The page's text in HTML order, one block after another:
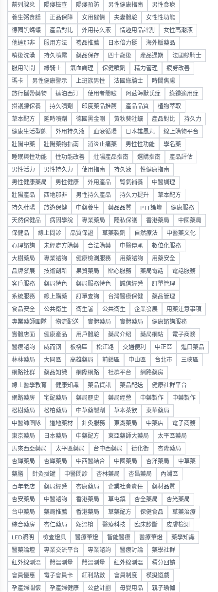
前列腺炎 陽痿檢查 陽痿預防 男性健康指南 男性食療
養生粥食譜 正品保障 女用催情 夫妻體驗 女性性功能
德國黑螞蟻 產品對比 外用持久液 情趣用品評測 女性高潮液
他達那非 服用方法 禮品推薦 日本倍力挺 海外版藥品
噴後洗澡 持久噴霧 藥品保存 四十歲後 產品過期 法國綠騎士
服用時間 綠騎士 氣血調理 保健噴劑 精力管理 疲勞改善
瑪卡 男性健康警示 上班族男性 法國綠騎士 時間焦慮
旅行攜帶藥物 達泊西汀 使用者體驗 阿茲海默氏症 綠鑽適用症
攝護腺保養 持久噴劑 印度藥品推薦 產品品質 植物萃取
草本配方 延時噴劑 德國黑金剛 黃秋葵牡蠣 產品對比 持久力
健康生活型態 外用持久液 血液循環 日本雄風丸 線上購物平台
壯陽中藥 壯陽藥物指南 消炎止痛藥 男性性功能 學名藥
睡眠與性功能 性功能改善 壯陽產品指南 選購指南 產品評估
男性活力 男性持久力 使用指南 持久液 性健康指南
男性健康藥局 男性健康 外用產品 腎氣補養 中醫調理
壯陽產品 西地那非 男性持久產品 持久力提升 草本配方
持久壯陽 旅遊保健 中藥養生 藥品品質 PTT論壇 健康服務
天然保健品 病因學說 專業藥局 隱私保護 香港藥局 中國藥局
保健品 線上問診 品質保證 草藥製劑 自然療法 中醫藥文化
心理諮詢 未經處方購藥 合法購藥 中醫傳承 數位化服務
大樹藥局 專業諮詢 健康檢測服務 用藥諮詢 用藥安全
品牌發展 技術創新 果貿藥局 貼心服務 藥局電話 電話服務
客戶服務 藥局特色 藥局服務特色 誠信經營 訂單管理
系統服務 線上購藥 訂單查詢 台灣醫療保健 藥品管理
食品安全 公共衛生 衛生署 公共衛生 企業發展 用藥注意事項
專業藥師團隊 物流配送 實體藥局 實體藥局 健康諮詢服務
實體店面 健康產品 用戶體驗 藥局介紹 藥局網站 電子商務
醫療諮詢 威而钢 板橋區 松江路 交通便利 中正區 進口藥品
林林藥局 大同區 高雄藥局 前鎮區 中山區 台北市 三峽區
網路社群 藥品知識 網際網路 社群平台 網路藥房
線上醫學教育 健康知識 藥品資訊 藥品配送 健康社群平台
網路藥房 宅配藥局 藥局歷史 藥局經營 中藥製作 中藥製作
松樹藥局 松柏藥局 中草藥製劑 草本茶飲 東華藥局
中醫師團隊 道地藥材 針灸服務 東湖藥局 中藥店 電子商務
東京藥局 日本藥局 中藥配方 東亞藥師大藥局 太平區藥局
馬來西亞藥局 太平區藥局 台中西藥局 德化街 杏隆藥局
杏輝藥局 杏輝藥局 中西醫結合 中國藥局 杏洋藥局 中草藥
藥膳 針灸拔罐 中醫問診 杏林藥局 杏昌藥局 內湖區
百年老店 藥局經營 杏康藥局 企業社會責任 藥材品質
杏安藥局 中醫諮詢 香港藥局 草屯鎮 杏全藥局 杏光藥局
台中藥局 藥局推薦 香港藥局 草藥配方 保健食品 草藥治療
綜合藥房 杏仁藥局 額溫槍 醫療科技 臨床診斷 皮膚檢測
LED照明 檢查燈具 醫療筆燈 智能醫療 醫療筆燈 藥學知識
醫藥論壇 專業交流平台 專業諮詢 醫療討論 藥學社群
紅外線測溫 體溫測量 體溫測量 紅外線測溫 積分回饋
會員優惠 電子會員卡 紅利點數 會員制度 模擬遊戲
孕產婦關懷 孕產婦健康 公益計劃 母嬰用品 親子瑜伽